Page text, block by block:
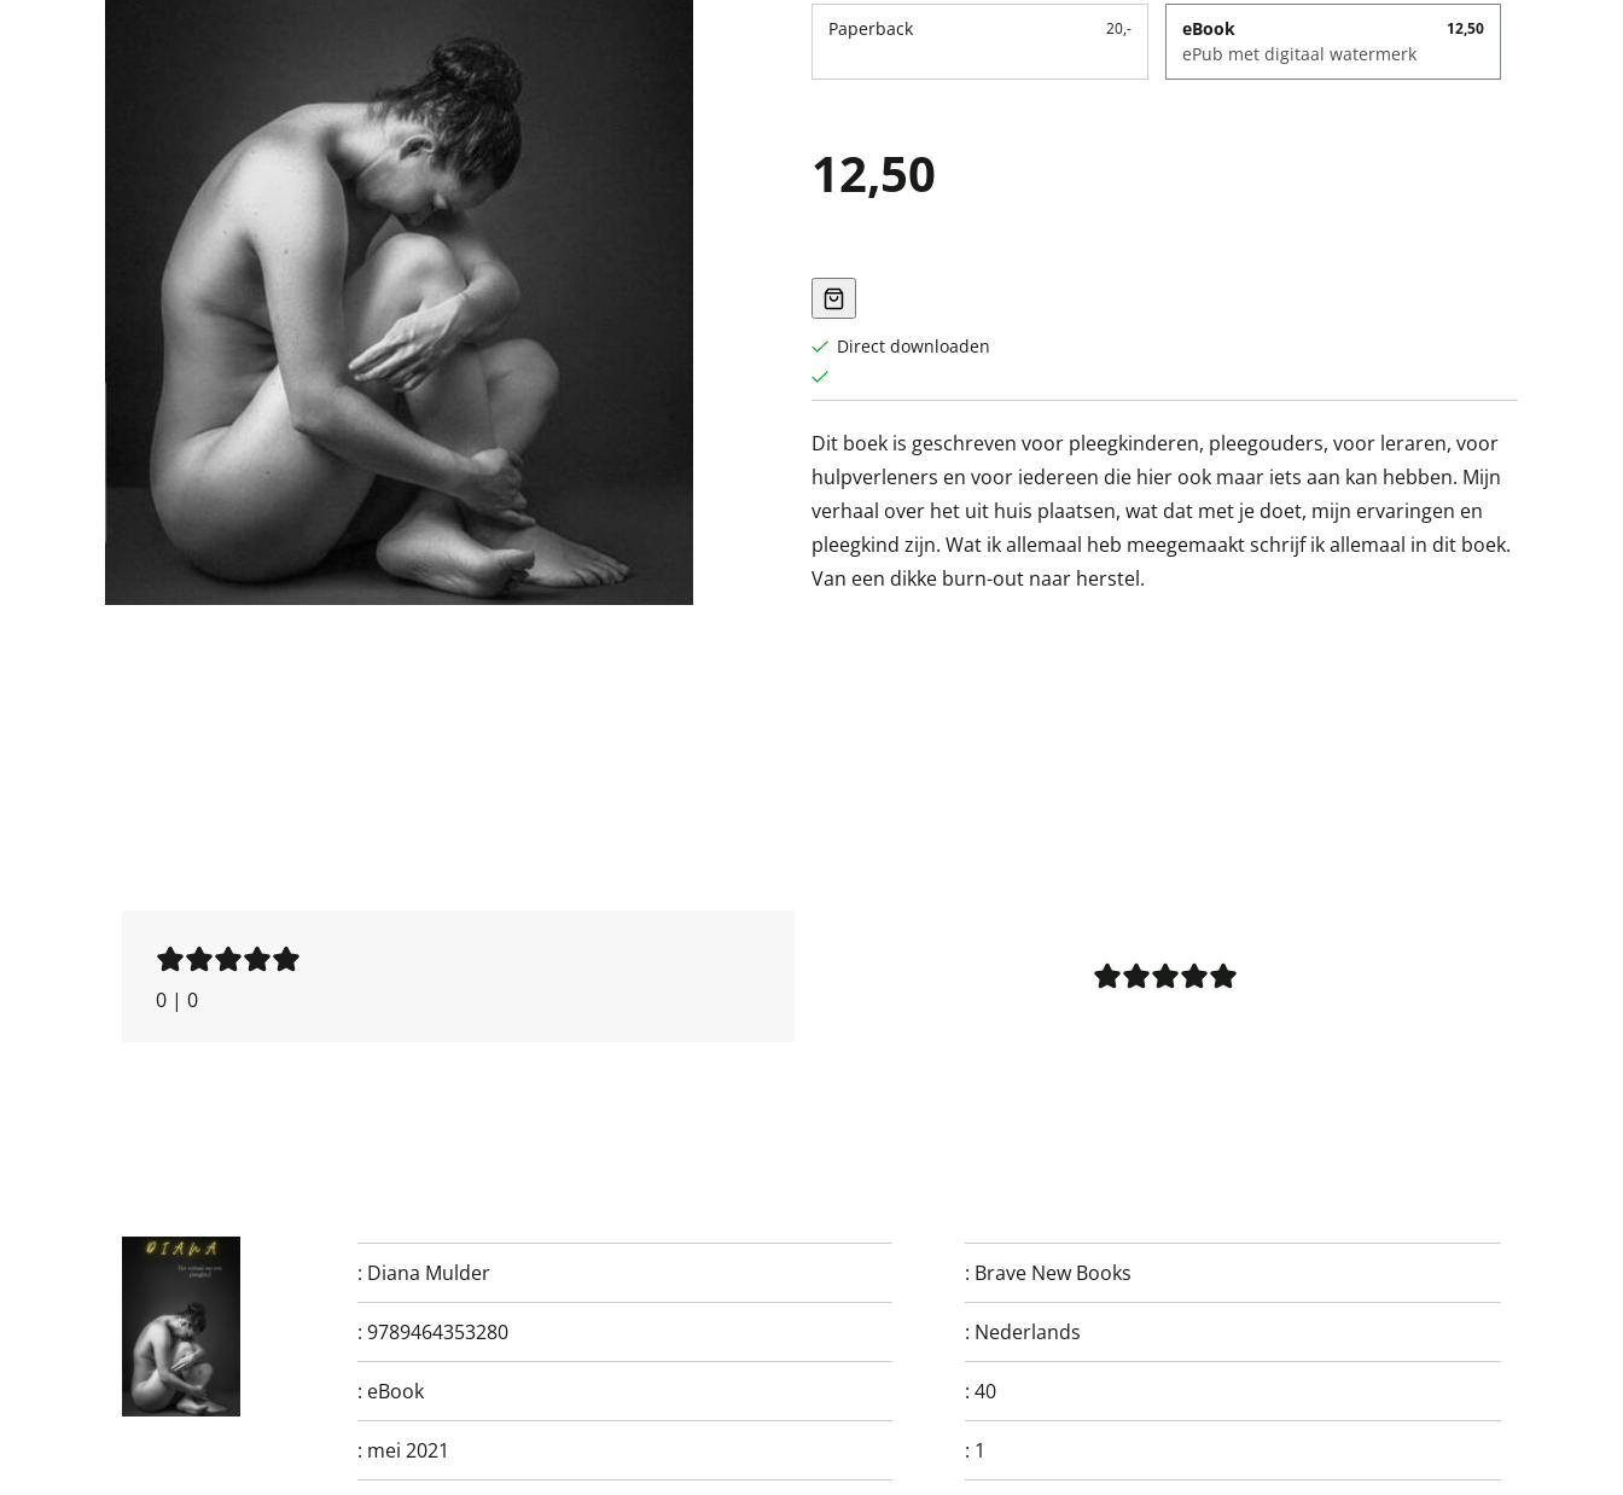
Paperback 20,- eBook 12,50
ePub met digitaal watermerk
12,50
Direct downloaden
Dit boek is geschreven voor pleegkinderen, pleegouders, voor leraren, voor
hulpverleners en voor iedereen die hier ook maar iets aan kan hebben. Mijn
verhaal over het uit huis plaatsen, wat dat met je doet, mijn ervaringen en
pleegkind zijn. Wat ik allemaal heb meegemaakt schrijf ik allemaal in dit boek.
Van een dikke burn-out naar herstel.
0 | 0
: Diana Mulder : Brave New Books
: 9789464353280 : Nederlands
: eBook :40
: mei 2021 : 1